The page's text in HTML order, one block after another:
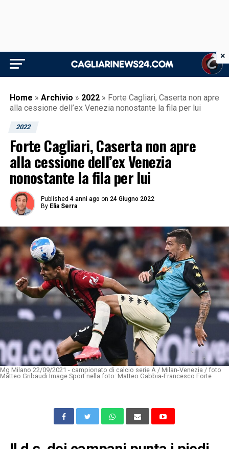
Home » Archivio » 2022 » Forte Cagliari, Caserta non apre
alla cessione dell’ex Venezia nonostante la fila per lui
2022
Forte Cagliari, Caserta non apre
alla cessione dell’ex Venezia
nonostante la fila per lui
Published 4 anni ago on 24 Giugno 2022
By Elia Serra
Mg Milano 22/09/2021 - campionato di calcio serie A / Milan-Venezia / foto
Matteo Gribaudi Image Sport nella foto: Matteo Gabbia-Francesco Forte
×